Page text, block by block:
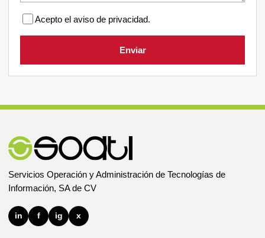
Acepto el aviso de privacidad.
Enviar
Servicios Operación y Administración de Tecnologías de
Información, SA de CV
in f ig x